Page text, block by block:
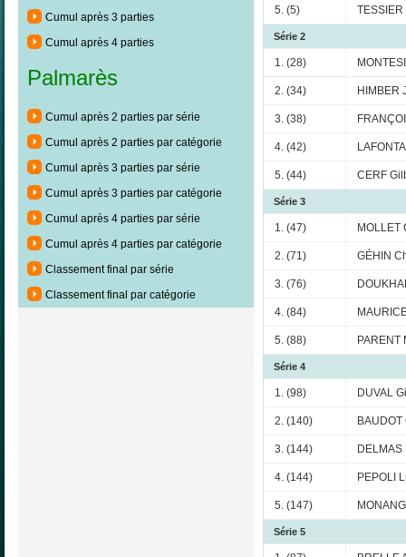
Cumul après 3 parties
Cumul après 4 parties
Palmarès
Cumul après 2 parties par série
Cumul après 2 parties par catégorie
Cumul après 3 parties par série
Cumul après 3 parties par catégorie
Cumul après 4 parties par série
Cumul après 4 parties par catégorie
Classement final par série
Classement final par catégorie
5. (5)
Série 2
1. (28)
2. (34) HIMBER
3. (38)
4. (42)
5. (44) CERF
Série 3
1. (47) MOLLET
2. (71) GÉHIN
3. (76)
4. (84)
5. (88) PARENT
Série 4
1. (98) DUVAL
2. (140)
3. (144) DELMAS
4. (144) PEPOLI
5. (147)
Série 5